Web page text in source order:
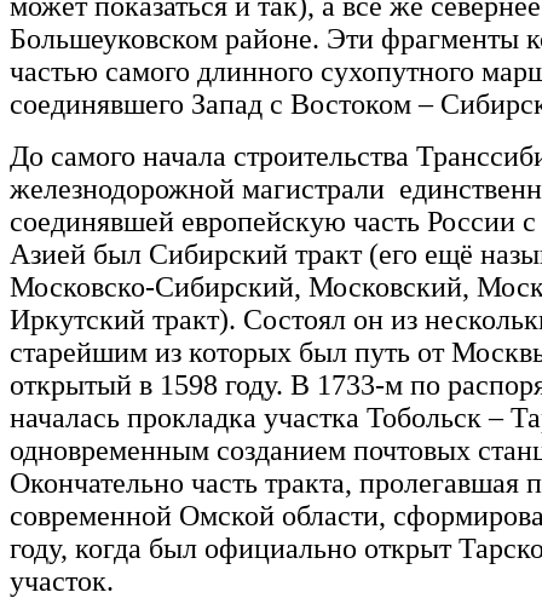
Большеуковском районе. Эти фрагменты
частью самого длинного сухопутного
соединявшего Запад с Востоком –
До самого начала строительства
железнодорожной магистрали
соединявшей европейскую часть России
Азией был Сибирский тракт (его ещё
Московско-Сибирский, Московский,
Иркутский тракт). Состоял он из
старейшим из которых был путь от
открытый в 1598 году. В 1733-м по
началась прокладка участка Тобольск –
одновременным созданием почтовых
Окончательно часть тракта, пролегавшая
современной Омской области,
году, когда был официально открыт
участок.